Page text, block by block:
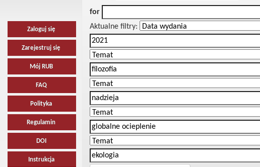
Zaloguj się
Zarejestruj się
Mój RUB
FAQ
Polityka
Regulamin
DOI
Instrukcja
for
Aktualne filtry: